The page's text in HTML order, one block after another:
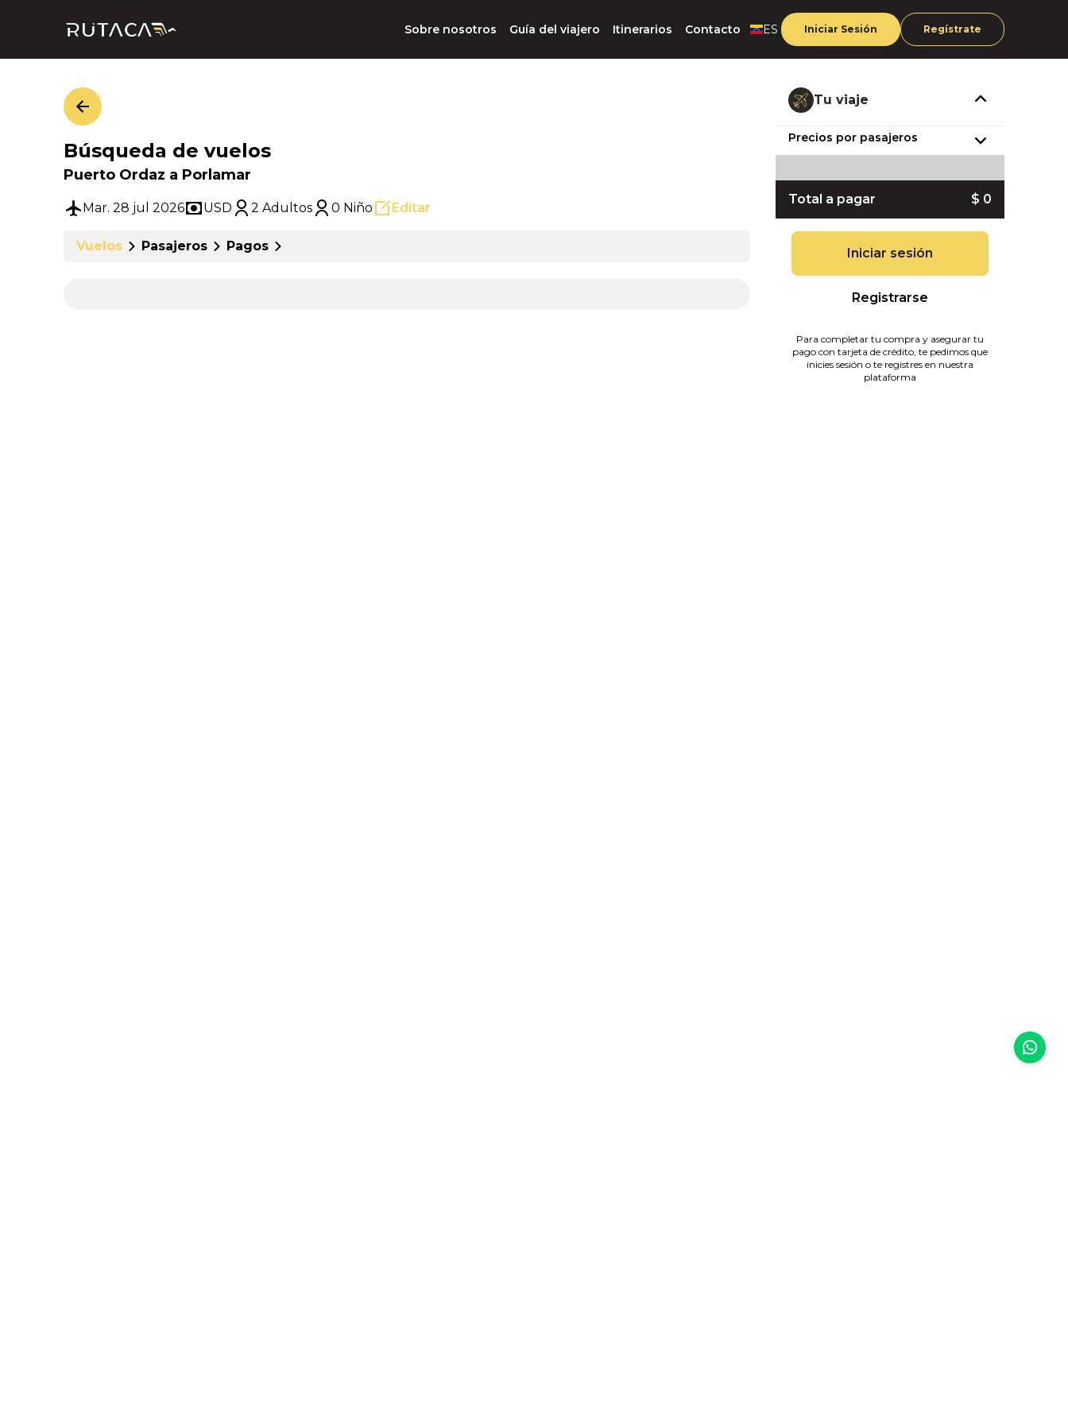
Sobre nosotros Guía del viajero Itinerarios Contacto ES Iniciar Sesión Regístrate
Búsqueda de vuelos
Puerto Ordaz a Porlamar
Mar. 28 jul 2026 USD 2 Adultos 0 Niño Editar
Vuelos Pasajeros Pagos
Tu viaje
Precios por pasajeros
Total a pagar $ 0
Iniciar sesión
Registrarse
Para completar tu compra y asegurar tu
pago con tarjeta de crédito, te pedimos que
inicies sesión o te registres en nuestra
plataforma